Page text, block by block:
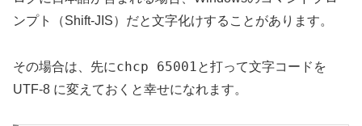
ンプト（Shift-JIS）だと文字化けすることがあります。
その場合は、先にchcp 65001と打って文字コードを
UTF-8 に変えておくと幸せになれます。